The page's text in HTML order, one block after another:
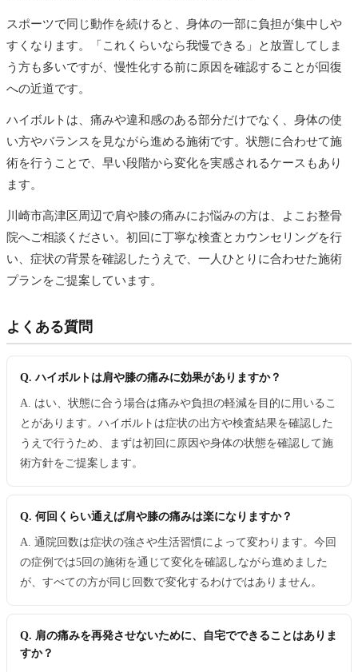
スポーツで同じ動作を続けると、身体の一部に負担が集中しや
すくなります。「これくらいなら我慢できる」と放置してしま
う方も多いですが、慢性化する前に原因を確認することが回復
への近道です。
ハイボルトは、痛みや違和感のある部分だけでなく、身体の使
い方やバランスを見ながら進める施術です。状態に合わせて施
術を行うことで、早い段階から変化を実感されるケースもあり
ます。
川崎市高津区周辺で肩や膝の痛みにお悩みの方は、よこお整骨
院へご相談ください。初回に丁寧な検査とカウンセリングを行
い、症状の背景を確認したうえで、一人ひとりに合わせた施術
プランをご提案しています。
よくある質問
Q. ハイボルトは肩や膝の痛みに効果がありますか？
A. はい、状態に合う場合は痛みや負担の軽減を目的に用いるこ
とがあります。ハイボルトは症状の出方や検査結果を確認した
うえで行うため、まずは初回に原因や身体の状態を確認して施
術方針をご提案します。
Q. 何回くらい通えば肩や膝の痛みは楽になりますか？
A. 通院回数は症状の強さや生活習慣によって変わります。今回
の症例では5回の施術を通じて変化を確認しながら進めました
が、すべての方が同じ回数で変化するわけではありません。
Q. 肩の痛みを再発させないために、自宅でできることはありま
すか？